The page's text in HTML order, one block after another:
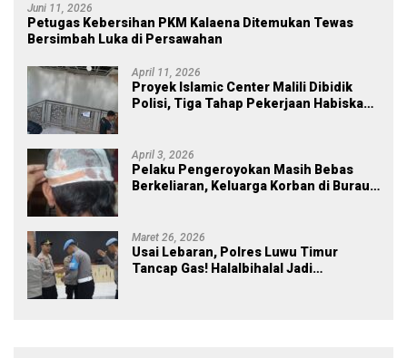
Juni 11, 2026
Petugas Kebersihan PKM Kalaena Ditemukan Tewas
Bersimbah Luka di Persawahan
April 11, 2026
Proyek Islamic Center Malili Dibidik
Polisi, Tiga Tahap Pekerjaan Habiskan
April 3, 2026
Pelaku Pengeroyokan Masih Bebas
Berkeliaran, Keluarga Korban di Burau
Maret 26, 2026
Usai Lebaran, Polres Luwu Timur
Tancap Gas! Halalbihalal Jadi